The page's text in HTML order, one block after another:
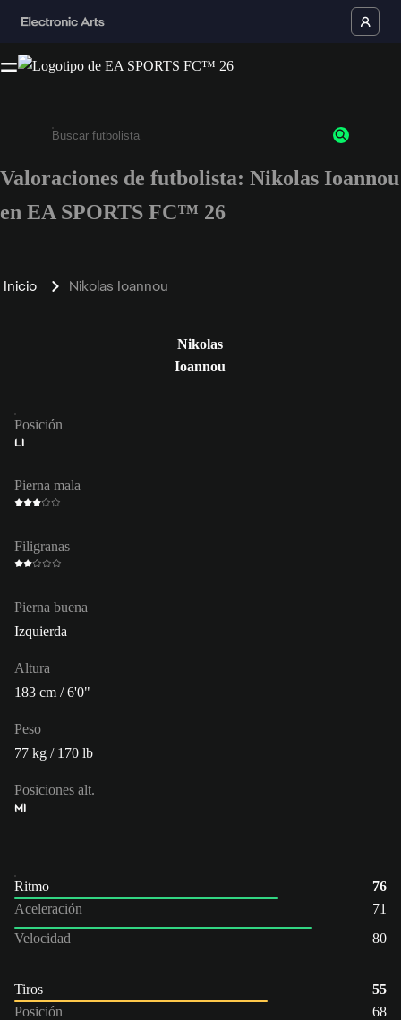
Escribe un mínimo de 3 caracteres o números.
Valoraciones de futbolista: Nikolas Ioannou
en EA SPORTS FC™ 26
Inicio Nikolas Ioannou
Nikolas
Ioannou
Posición
LI
Pierna mala
Filigranas
Pierna buena
Izquierda
Altura
183 cm / 6'0"
Peso
77 kg / 170 lb
Posiciones alt.
MI
Ritmo
76
Aceleración
71
Velocidad
80
Tiros
55
Posición
68